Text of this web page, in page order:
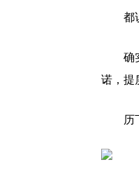
都
确
诺，提
历